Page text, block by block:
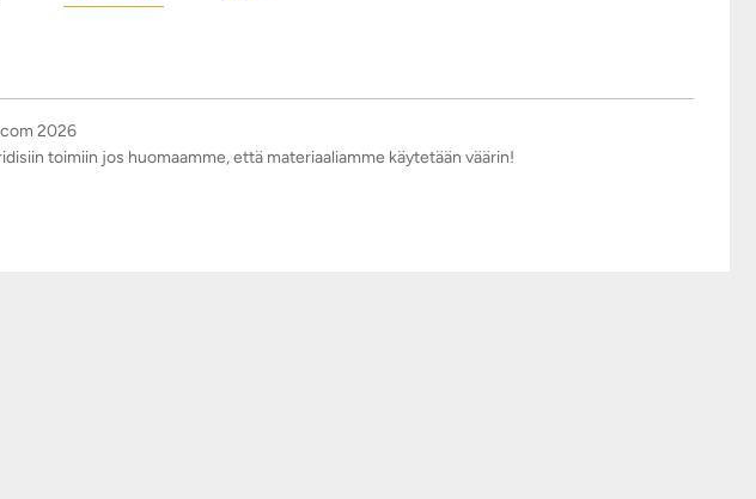
2026
toimiin jos huomaamme, että materiaaliamme käytetään väärin!